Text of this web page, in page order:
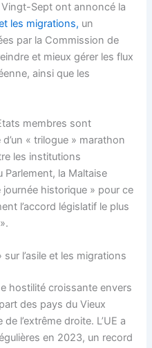
Sept ont annoncé la
les migrations, un
par la Commission de
et mieux gérer les flux
ainsi que les
membres sont
d’un « trilogue » marathon
les institutions
Parlement, la Maltaise
journée historique » pour ce
l’accord législatif le plus
l’asile et les migrations
hostilité croissante envers
des pays du Vieux
l’extrême droite. L’UE a
en 2023, un record